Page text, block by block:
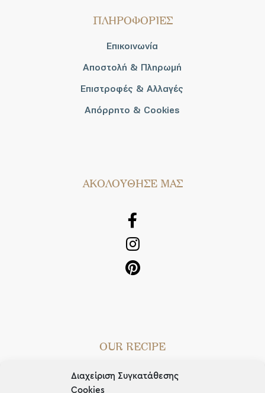
Διαχείριση Συγκατάθεσης
Cookies
ΠΛΗΡΟΦΟΡΙΕΣ
Επικοινωνία
Αποστολή & Πληρωμή
Επιστροφές & Αλλαγές
Απόρρητο & Cookies
AΚΟΛΟΥΘΗΣΕ ΜΑΣ
OUR RECIPE
Gifts